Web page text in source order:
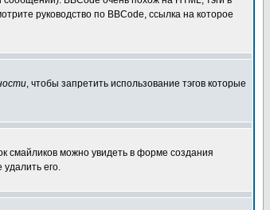
руководство по BBCode, ссылка на которое
, чтобы запретить использование тэгов которые
смайликов можно увидеть в форме создания
его.